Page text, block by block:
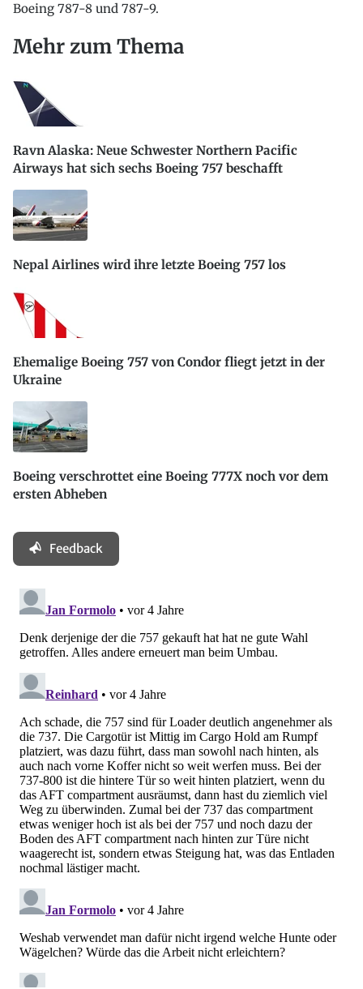
Boeing 787-8 und 787-9.
Mehr zum Thema
Ravn Alaska: Neue Schwester Northern Pacific
Airways hat sich sechs Boeing 757 beschafft
Nepal Airlines wird ihre letzte Boeing 757 los
Ehemalige Boeing 757 von Condor fliegt jetzt in der
Ukraine
Boeing verschrottet eine Boeing 777X noch vor dem
ersten Abheben
Feedback